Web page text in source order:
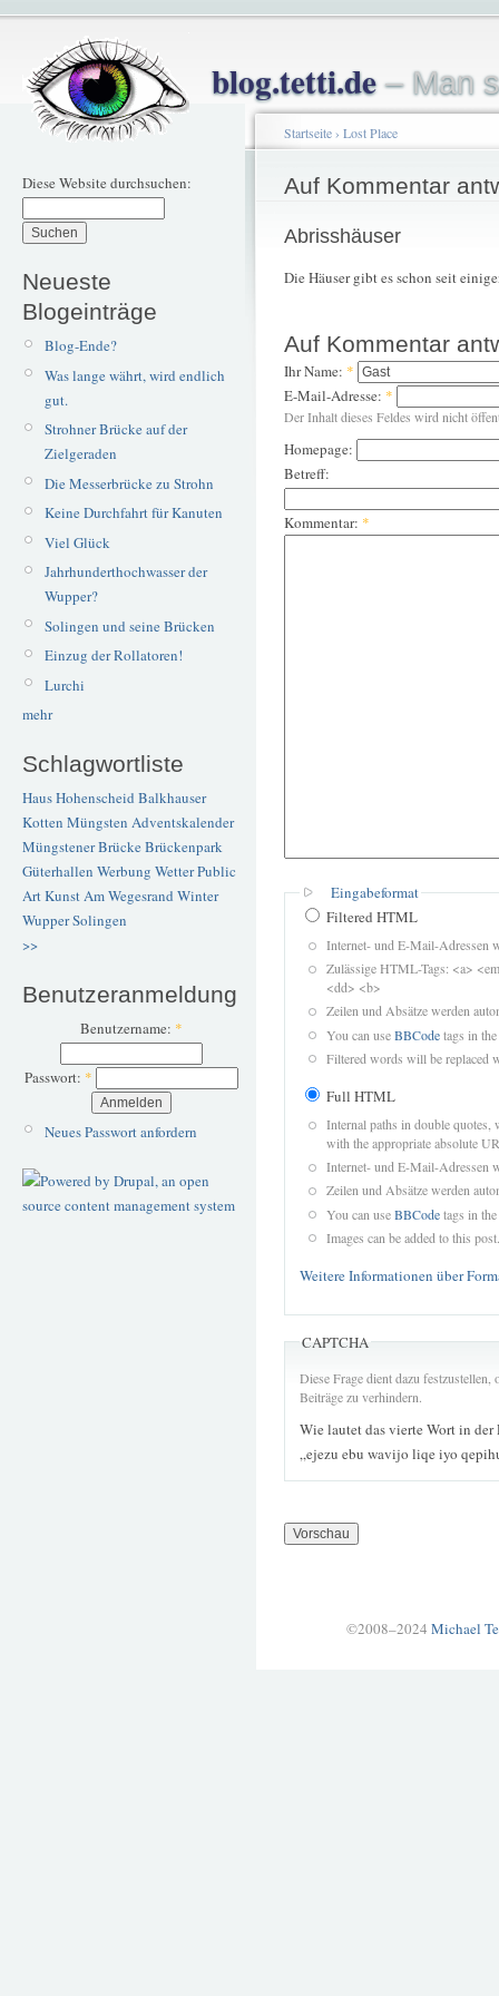
blog.tetti.de– Man
Diese Website durchsuchen:
Neueste
Blogeinträge
Blog-Ende?
Was lange währt, wird endlich
gut.
Strohner Brücke auf der
Zielgeraden
Die Messerbrücke zu Strohn
Keine Durchfahrt für Kanuten
Viel Glück
Jahrhunderthochwasser der
Wupper?
Solingen und seine Brücken
Einzug der Rollatoren!
Lurchi
mehr
Schlagwortliste
Haus Hohenscheid Balkhauser
Kotten Müngsten Adventskalender
Müngstener BrückeBrückenpark
Güterhallen Werbung WetterPublic
ArtKunstAm Wegesrand Winter
WupperSolingen
>>
Benutzeranmeldung
Benutzername: *
Passwort: *
Neues Passwort anfordern
Startseite› Lost Place
Auf Kommentar
Abrisshäuser
Die Häuser gibt es schon seit
Auf Kommentar
Ihr Name: *
E-Mail-Adresse: *
Der Inhalt dieses Feldes wird nicht
Homepage:
Betreff:
Kommentar: *
Eingabeformat
Filtered HTML
Internet- und E-Mail-Adressen
Zulässige HTML-Tags: <a>
<dd> <b>
Zeilen und Absätze werden
You can useBBCodetags in
Filtered words will be replaced
Full HTML
Internal paths in double quotes,
with the appropriate absolute
Internet- und E-Mail-Adressen
Zeilen und Absätze werden
You can useBBCodetags in
Images can be added to this post.
Weitere Informationen über
CAPTCHA
Diese Frage dient dazu
Beiträge zu verhindern.
Wie lautet das vierte Wort in der
„ejezu ebu wavijo liqe iyo
©2008–2024 Michael